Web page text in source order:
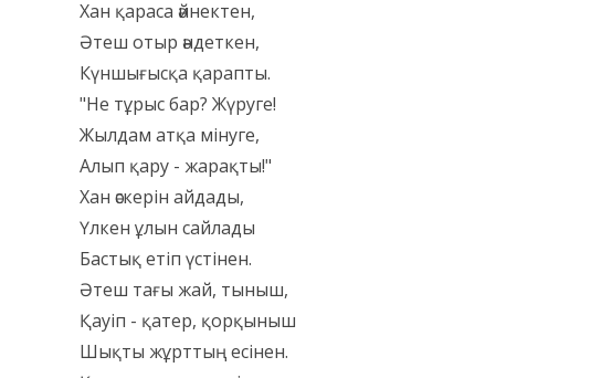
Хан қараса әйнектен,
Әтеш отыр әндеткен,
Күншығысқа қарапты.
"Не тұрыс бар? Жүруге!
Жылдам атқа мінуге,
Алып қару - жарақты!"
Хан әскерін айдады,
Үлкен ұлын сайлады
Бастық етіп үстінен.
Әтеш тағы жай, тыныш,
Қауіп - қатер, қорқыныш
Шықты жұрттың есінен.